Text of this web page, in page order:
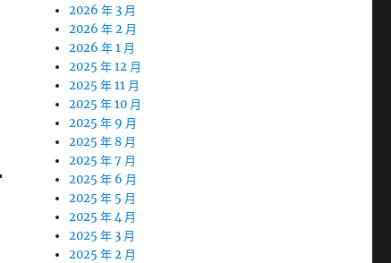
2026 年 3 月
2026 年 2 月
2026 年 1 月
2025 年 12 月
2025 年 11 月
2025 年 10 月
2025 年 9 月
2025 年 8 月
2025 年 7 月
2025 年 6 月
2025 年 5 月
2025 年 4 月
2025 年 3 月
2025 年 2 月